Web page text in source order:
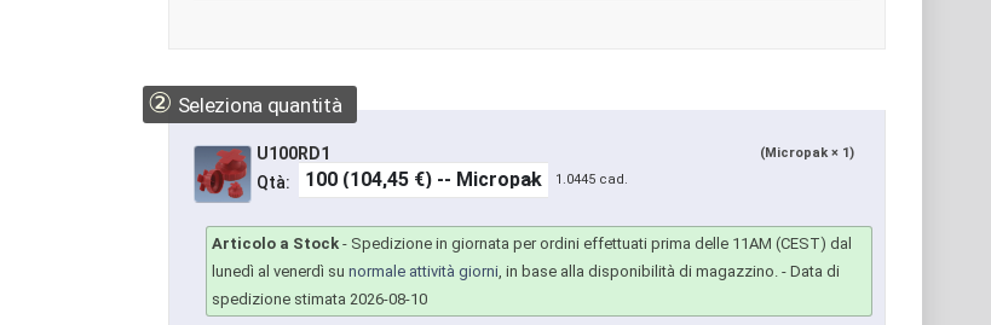
② Seleziona quantità
U100RD1 (Micropak × 1)
Qtà: 1.0445 cad.
Articolo a Stock - Spedizione in giornata per ordini effettuati prima delle 11AM (CEST) dal
lunedì al venerdì sunormale attività giorni, in base alla disponibilità di magazzino. - Data di
spedizione stimata 2026-08-10